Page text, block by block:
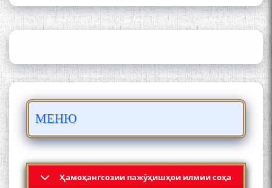
МЕНЮ
Ҳамоҳангсозии пажӯҳишҳои илмии соҳа
АКАДЕМИЯИ МИЛЛИИ
ИЛМҲОИ ТОҶИКИСТОН
БО 4 000 000 СОМОНӢ
МӮЪМИН ҚАНОАТ СОХТА